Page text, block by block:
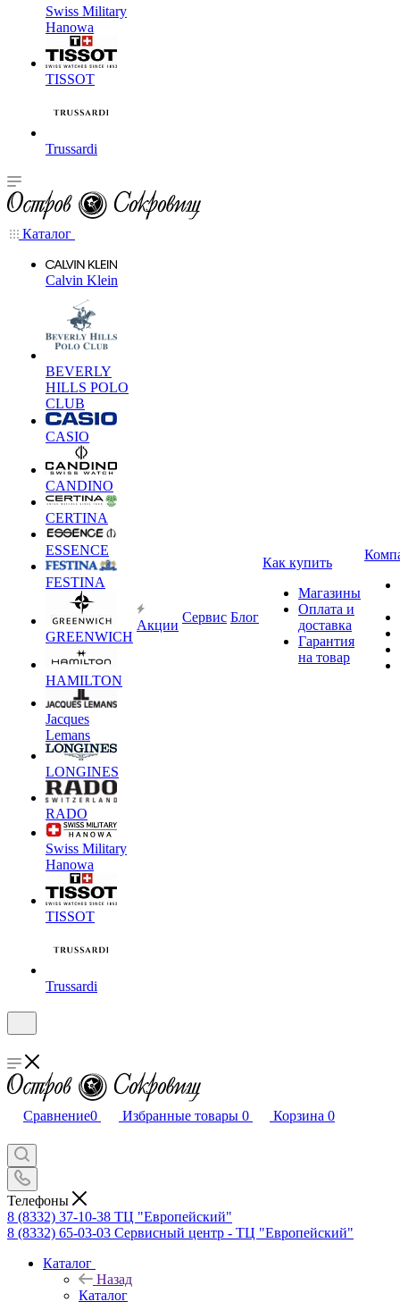
Swiss Military
Hanowa
TISSOT
Trussardi
Каталог
Calvin Klein
BEVERLY
HILLS POLO
CLUB
CASIO
CANDINO
CERTINA
ESSENCE
FESTINA
GREENWICH
HAMILTON
Jacques
Lemans
LONGINES
RADO
Swiss Military
Hanowa
TISSOT
Trussardi
Акции
Сервис Блог
Как купить
Магазины
Оплата и
доставка
Гарантия
на товар
Сравнение0 Избранные товары 0 Корзина 0
Телефоны
8 (8332) 37-10-38 ТЦ "Европейский"
8 (8332) 65-03-03 Сервисный центр - ТЦ "Европейский"
Каталог
Назад
Каталог